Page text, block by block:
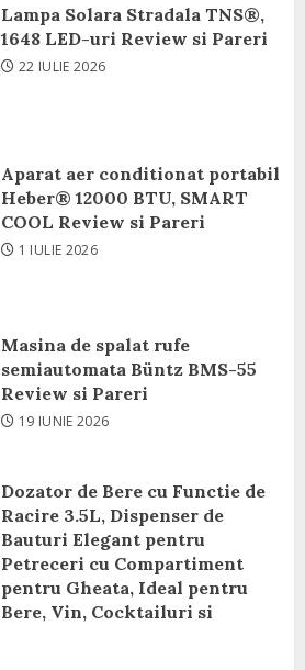
Lampa Solara Stradala TNS®,
1648 LED-uri Review si Pareri
22 IULIE 2026
Aparat aer conditionat portabil
Heber® 12000 BTU, SMART
COOL Review si Pareri
1 IULIE 2026
Masina de spalat rufe
semiautomata Büntz BMS-55
Review si Pareri
19 IUNIE 2026
Dozator de Bere cu Functie de
Racire 3.5L, Dispenser de
Bauturi Elegant pentru
Petreceri cu Compartiment
pentru Gheata, Ideal pentru
Bere, Vin, Cocktailuri si